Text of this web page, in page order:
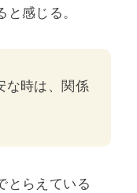
と感じる。
な時は、関係
とらえている